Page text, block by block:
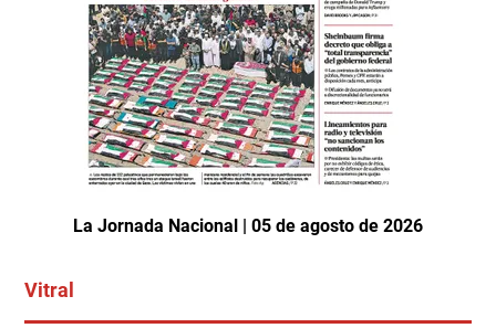
La Jornada Nacional | 05 de agosto de 2026
Vitral